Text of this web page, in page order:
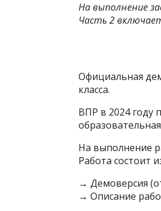
На выполнение
Часть 2
Официальная
класса.
ВПР в 2024 году
На выполнение
Работа состоит
→ Демоверсия
→ Описание